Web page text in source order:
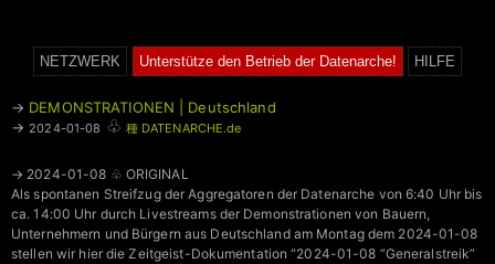
NETZWERK Unterstütze den Betrieb der Datenarche! HILFE
→ DEMONSTRATIONEN | Deutschland
→ 2024-01-08 ♧ 種 DATENARCHE.de
→ 2024-01-08 ♧ ORIGINAL
Als spontanen Streifzug der Aggregatoren der Datenarche von 6:40 Uhr bis
ca. 14:00 Uhr durch Livestreams der Demonstrationen von Bauern,
Unternehmern und Bürgern aus Deutschland am Montag dem 2024-01-08
stellen wir hier die Zeitgeist-Dokumentation “2024-01-08 “Generalstreik”